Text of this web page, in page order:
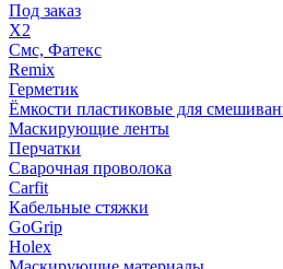
Под заказ
X2
Смс, Фатекс
Remix
Герметик
Ёмкости пластиковые для
Маскирующие ленты
Перчатки
Сварочная проволока
Carfit
Кабельные стяжки
GoGrip
Holex